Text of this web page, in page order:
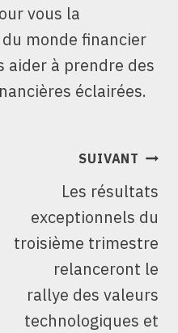
vous la
monde financier
aider à prendre des
éclairées.
SUIVANT
Les résultats
exceptionnels du
troisième trimestre
relanceront le
rallye des valeurs
technologiques et